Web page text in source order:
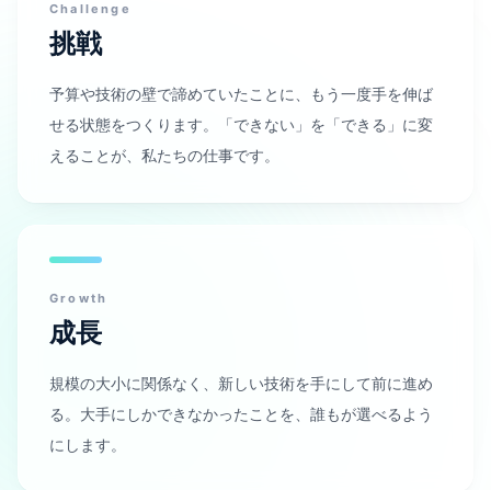
Challenge
挑戦
予算や技術の壁で諦めていたことに、もう一度手を伸ば
せる状態をつくります。「できない」を「できる」に変
えることが、私たちの仕事です。
Growth
成長
規模の大小に関係なく、新しい技術を手にして前に進め
る。大手にしかできなかったことを、誰もが選べるよう
にします。